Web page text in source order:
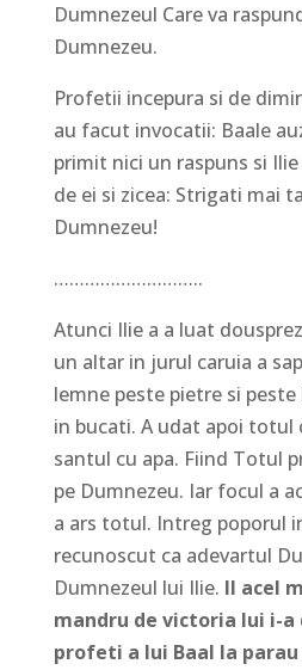
Dumnezeul Care va
Dumnezeu.
Profetii incepura si de
au facut invocatii: Baale
primit nici un raspuns si
de ei si zicea: Strigati mai
Dumnezeu!
………………………..
Atunci Ilie a a luat
un altar in jurul caruia a
lemne peste pietre si
in bucati. A udat apoi totul
santul cu apa. Fiind Totul
pe Dumnezeu. Iar focul a
a ars totul. Intreg poporul
recunoscut ca adevartul
Dumnezeul lui Ilie. Il acel
mandru de victoria lui i-a
profeti a lui Baal la